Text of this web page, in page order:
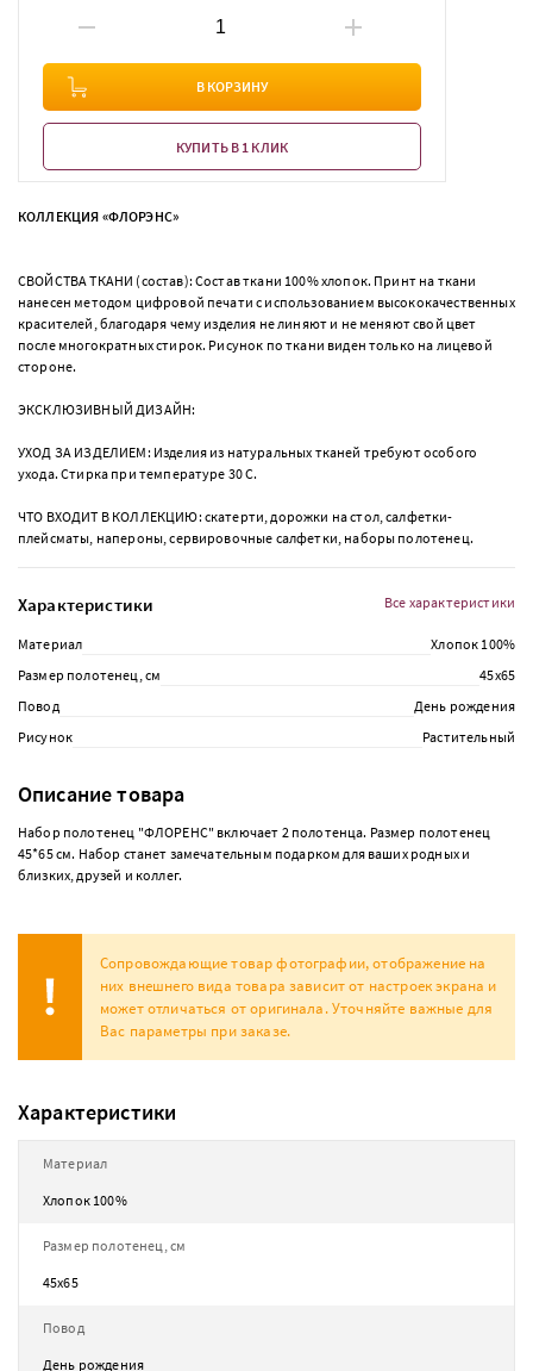
В КОРЗИНУ
КУПИТЬ В 1 КЛИК
КОЛЛЕКЦИЯ «ФЛОРЭНС»
СВОЙСТВА ТКАНИ (состав): Состав ткани 100% хлопок. Принт на ткани
нанесен методом цифровой печати с использованием высококачественных
красителей, благодаря чему изделия не линяют и не меняют свой цвет
после многократных стирок. Рисунок по ткани виден только на лицевой
стороне.
ЭКСКЛЮЗИВНЫЙ ДИЗАЙН:
УХОД ЗА ИЗДЕЛИЕМ: Изделия из натуральных тканей требуют особого
ухода. Стирка при температуре 30 С.
ЧТО ВХОДИТ В КОЛЛЕКЦИЮ: скатерти, дорожки на стол, салфетки-
плейсматы, напероны, сервировочные салфетки, наборы полотенец.
Характеристики
Материал
Хлопок 100%
Размер полотенец, см
45х65
Повод
День рождения
Рисунок
Растительный
Все характеристики
Описание товара
Набор полотенец "ФЛОРЕНС" включает 2 полотенца. Размер полотенец
45*65 см. Набор станет замечательным подарком для ваших родных и
близких, друзей и коллег.
Сопровождающие товар фотографии, отображение на
них внешнего вида товара зависит от настроек экрана и
может отличаться от оригинала. Уточняйте важные для
Вас параметры при заказе.
Характеристики
Материал
Хлопок 100%
Размер полотенец, см
45х65
Повод
День рождения